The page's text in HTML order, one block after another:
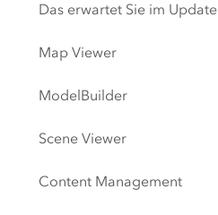
Das erwartet Sie im Update
Map Viewer
ModelBuilder
Scene Viewer
Content Management